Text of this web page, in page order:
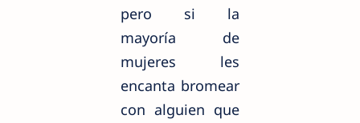
pero si la
mayoría de
mujeres les
encanta bromear
con alguien que